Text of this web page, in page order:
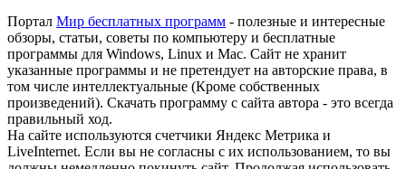
Портал Мир бесплатных программ - полезные и интересные
обзоры, статьи, советы по компьютеру и бесплатные
программы для Windows, Linux и Mac. Сайт не хранит
указанные программы и не претендует на авторские права, в
том числе интеллектуальные (Кроме собственных
произведений). Скачать программу с сайта автора - это всегда
правильный ход.
На сайте используются счетчики Яндекс Метрика и
LiveInternet. Если вы не согласны с их использованием, то вы